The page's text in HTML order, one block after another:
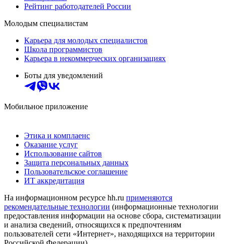
Рейтинг работодателей России
Молодым специалистам
Карьера для молодых специалистов
Школа программистов
Карьера в некоммерческих организациях
Боты для уведомлений
Мобильное приложение
Этика и комплаенс
Оказание услуг
Использование сайтов
Защита персональных данных
Пользовательское соглашение
ИТ аккредитация
На информационном ресурсе hh.ru применяются
рекомендательные технологии (информационные технологии
предоставления информации на основе сбора, систематизации
и анализа сведений, относящихся к предпочтениям
пользователей сети «Интернет», находящихся на территории